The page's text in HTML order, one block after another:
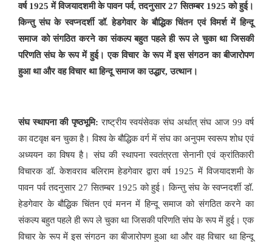
वर्ष 1925 में विजयादशमी के पावन पर्व, तदनुसार 27 सितम्बर 1925 को हुई।
किन्तु संघ के स्वप्नदर्शी डॉ. हेडगेवार के बौद्धिक चिंतन एवं विमर्श में हिन्दू
समाज को संगठित करने का संकल्प बहुत पहले ही रूप ले चुका था जिसकी
परिणति संघ के रूप में हुई। एक विचार के रूप में इस संगठन का बीजारोपण
हुआ था और वह विचार था हिन्दू समाज का उद्धार, उत्थान।
संघ स्थापना की पृष्ठभूमि: राष्ट्रीय स्वयंसेवक संघ अर्थात् संघ आज 99 वर्ष
का वटवृक्ष बन चुका है। विश्व के बौद्धिक वर्ग में संघ का अनुपम स्वरूप शोध एवं
अध्ययन का विषय है। संघ की स्थापना स्वतंत्रता सेनानी एवं क्रांतिकारी
विचारक डॉ. केशवराव बलिराम हेडगेवार द्वारा वर्ष 1925 में विजयादशमी के
पावन पर्व तदनुसार 27 सितम्बर 1925 को हुई। किन्तु संघ के स्वप्नदर्शी डॉ.
हेडगेवार के बौद्धिक चिंतन एवं मनन में हिन्दू समाज को संगठित करने का
संकल्प बहुत पहले ही रूप ले चुका था जिसकी परिणति संघ के रूप में हुई। एक
विचार के रूप में इस संगठन का बीजारोपण हुआ था और वह विचार था हिन्दू